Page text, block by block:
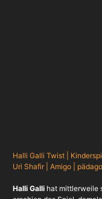
Halli Galli Twist |
Uri Shafir | Amigo |
Halli Gallihat mittlerweile